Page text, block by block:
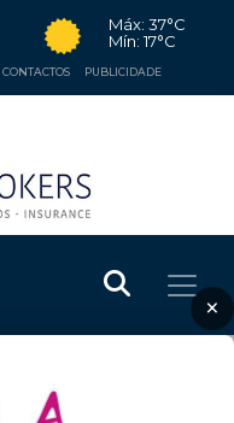
Máx: 37°C
Mín: 17°C
CONTACTOS PUBLICIDADE
×